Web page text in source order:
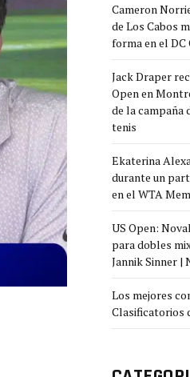
Cameron
de Los Cabos
forma en el DC
Jack Draper
Open en
de la campaña
tenis
Ekaterina
durante un
en el WTA
US Open:
para dobles
Jannik Sinner |
Los mejores
Clasificatorios